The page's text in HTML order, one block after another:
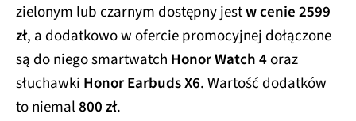
zielonym lub czarnym dostępny jestw cenie 2599
zł, a dodatkowo w ofercie promocyjnej dołączone
są do niego smartwatch Honor Watch 4oraz
słuchawki Honor Earbuds X6. Wartość dodatków
to niemal800 zł.